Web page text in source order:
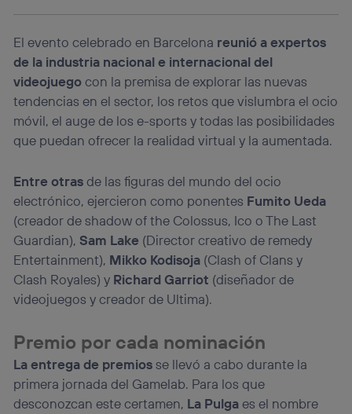
El evento celebrado en Barcelona reunió a expertos
de la industria nacional e internacional del
videojuegocon la premisa de explorar las nuevas
tendencias en el sector, los retos que vislumbra el ocio
móvil, el auge de los e-sports y todas las posibilidades
que puedan ofrecer la realidad virtual y la aumentada.
Entre otrasde las figuras del mundo del ocio
electrónico, ejercieron como ponentes Fumito Ueda
(creador de shadow of the Colossus, Ico o The Last
Guardian),Sam Lake (Director creativo de remedy
Entertainment), Mikko Kodisoja (Clash of Clans y
Clash Royales) y Richard Garriot (diseñador de
videojuegos y creador de Ultima).
Premio por cada nominación
La entrega de premiosse llevó a cabo durante la
primera jornada del Gamelab. Para los que
desconozcan este certamen, La Pulgaes el nombre
consienta el uso de la tecnología recibirá el mismo
(p. ej., Wi-Fi),
el marketing o análisis se realizará en función de las
actividades de navegación de los miembros del hogar
que hayan dado su consentimiento.
Si utilizasdatos móviles, el marketing será más
personalizado, ya que se basará únicamente en la
navegación del usuario del móvil.
“Administrar Utiq” en la parte inferior de esta página web o
visitando el portal de privacidad de Utiq
(“consenthub”) . Para más información, consulta
la política de privacidad de Utiq.